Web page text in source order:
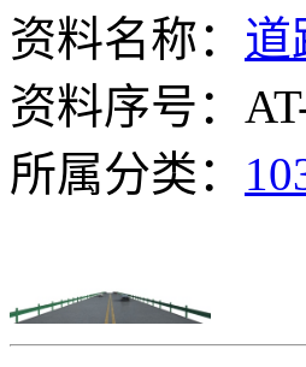
资料名称： 道
资料序号：
所属分类：